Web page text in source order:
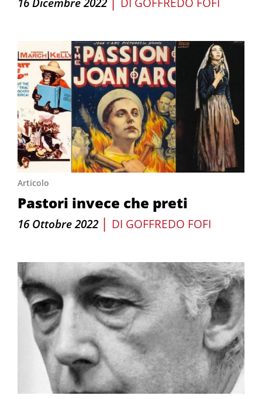
Articolo
Pastori invece che preti
16 Ottobre 2022 | DI GOFFREDO FOFI